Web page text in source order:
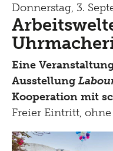
Donnerstag, 3.
Eine
Ausstellung
Kooperation mit
Freier Eintritt,